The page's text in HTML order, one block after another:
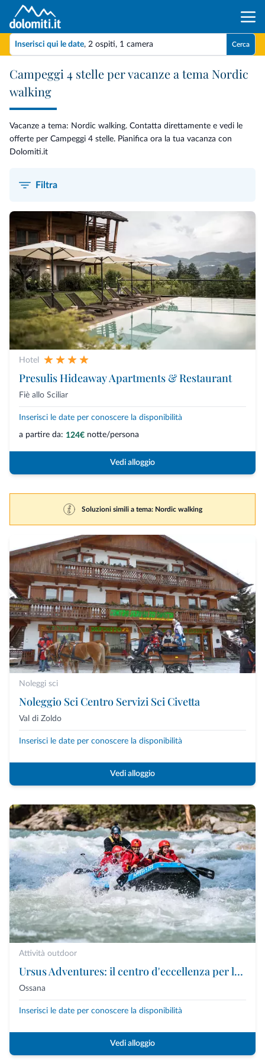
Inserisci qui le date, 2 ospiti, 1 camera Cerca
Campeggi 4 stelle per vacanze a tema Nordic
walking
Vacanze a tema: Nordic walking. Contatta direttamente e vedi le
offerte per Campeggi 4 stelle. Pianifica ora la tua vacanza con
Dolomiti.it
Filtra
Hotel
Presulis Hideaway Apartments & Restaurant
Fiè allo Sciliar
Inserisci le date per conoscere la disponibilità
a partire da: 124€ notte/persona
Vedi alloggio
Soluzioni simili a tema: Nordic walking
Noleggi sci
Noleggio Sci Centro Servizi Sci Civetta
Val di Zoldo
Inserisci le date per conoscere la disponibilità
Vedi alloggio
Attività outdoor
Ursus Adventures: il centro d'eccellenza per le attività outdoor premium in Trentino
Ossana
Inserisci le date per conoscere la disponibilità
Vedi alloggio